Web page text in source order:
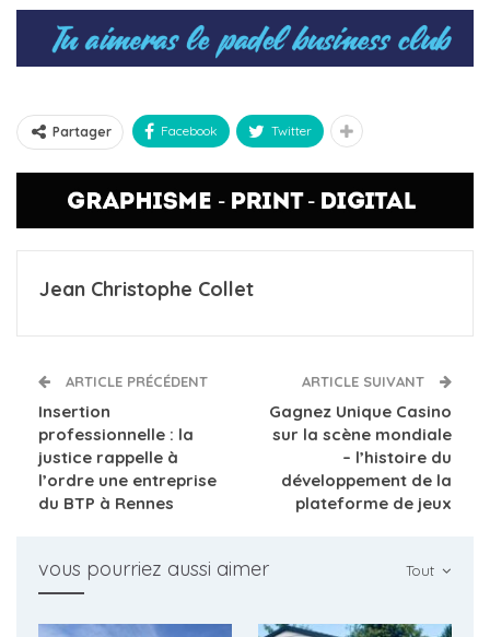
Partager Facebook Twitter
Jean Christophe Collet
ARTICLE PRÉCÉDENT
Insertion
professionnelle : la
justice rappelle à
l’ordre une entreprise
du BTP à Rennes
ARTICLE SUIVANT
Gagnez Unique Casino
sur la scène mondiale
– l’histoire du
développement de la
plateforme de jeux
Tout
vous pourriez aussi aimer